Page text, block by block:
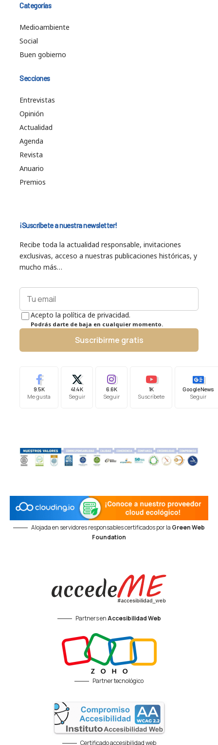
Categorías
Medioambiente
Social
Buen gobierno
Secciones
Entrevistas
Opinión
Actualidad
Agenda
Revista
Anuario
Premios
¡Suscríbete a nuestra newsletter!
Recibe toda la actualidad responsable, invitaciones
exclusivas, acceso a nuestras publicaciones históricas, y
mucho más…
Acepto la política de privacidad.
Podrás darte de baja en cualquier momento.
Suscribirme gratis
9.5K
Me gusta
41.4K
Seguir
6.6K
Seguir
1K
Suscríbete
Google News
Seguir
Alojada en servidores responsables certificados por la Green Web
Foundation
Partners enAccesibilidad Web
Partner tecnológico
Certificado accesibilidad web